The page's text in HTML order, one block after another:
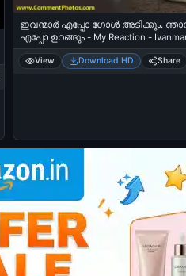
ഇവന്മാര്‍ എപ്പോ ഗോള്‍ അടിക്കും.
എപ്പോ ഉറങ്ങും - My Reaction -
Goal Adikkum, Njaan Eppo Urangum -
Pug Dog Watching Football Match at
View Download HD Share